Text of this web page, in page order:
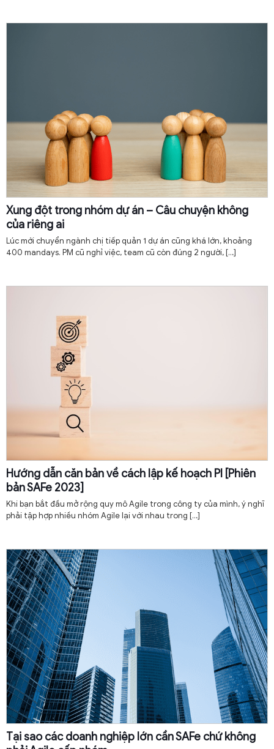
Xung đột trong nhóm dự án – Câu chuyện không
của riêng ai
Lúc mới chuyển ngành chị tiếp quản 1 dự án cũng khá lớn, khoảng
400 mandays. PM cũ nghỉ việc, team cũ còn đúng 2 người,[…]
Hướng dẫn căn bản về cách lập kế hoạch PI [Phiên
bản SAFe 2023]
Khi bạn bắt đầu mở rộng quy mô Agile trong công ty của mình, ý nghĩ
phải tập hợp nhiều nhóm Agile lại với nhau trong […]
Tại sao các doanh nghiệp lớn cần SAFe chứ không